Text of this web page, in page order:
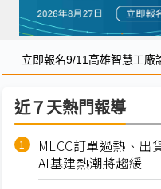
立即報名9/11高雄智慧工廠
近７天熱門報導
MLCC訂單過熱、
AI基建熱潮將趨緩